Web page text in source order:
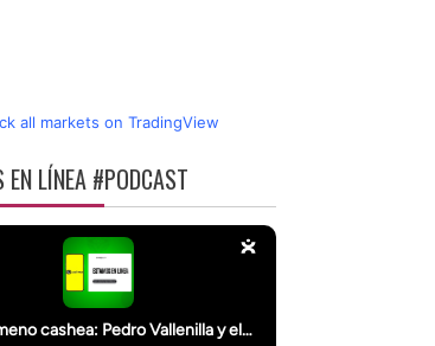
all markets on TradingView
EN LÍNEA #PODCAST